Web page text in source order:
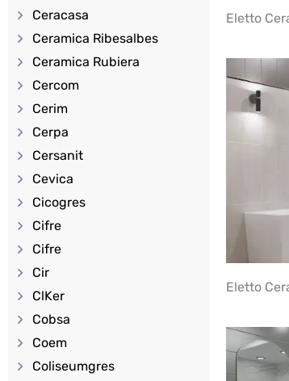
Ceracasa
Ceramica Ribesalbes
Ceramica Rubiera
Cercom
Cerim
Cerpa
Cersanit
Cevica
Cicogres
Cifre
Cifre
Cir
ClKer
Cobsa
Coem
Coliseumgres
Eletto
Eletto